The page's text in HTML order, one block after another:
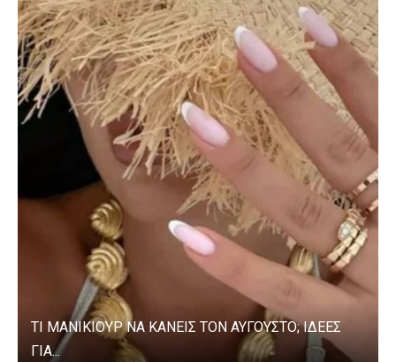
ΤΙ ΜΑΝΙΚΙΟΥΡ ΝΑ ΚΑΝΕΙΣ ΤΟΝ ΑΥΓΟΥΣΤΟ; ΙΔΕΕΣ
ΓΙΑ...